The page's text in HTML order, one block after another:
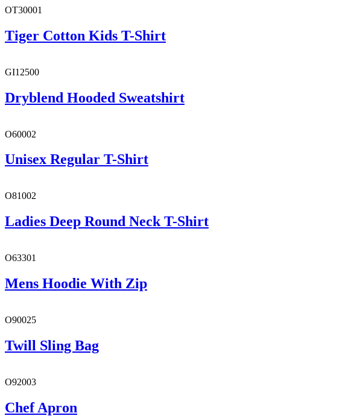
OT30001
Tiger Cotton Kids T-Shirt
GI12500
Dryblend Hooded Sweatshirt
O60002
Unisex Regular T-Shirt
O81002
Ladies Deep Round Neck T-Shirt
O63301
Mens Hoodie With Zip
O90025
Twill Sling Bag
O92003
Chef Apron